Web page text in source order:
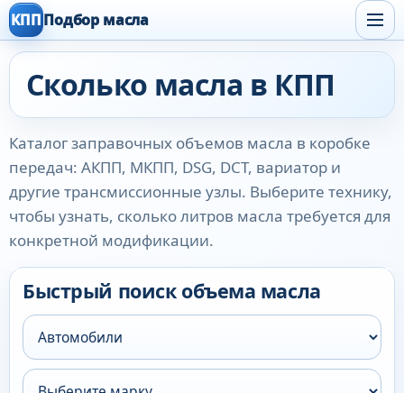
КПППодбор масла
Сколько масла в КПП
Каталог заправочных объемов масла в коробке
передач: АКПП, МКПП, DSG, DCT, вариатор и
другие трансмиссионные узлы. Выберите технику,
чтобы узнать, сколько литров масла требуется для
конкретной модификации.
Быстрый поиск объема масла